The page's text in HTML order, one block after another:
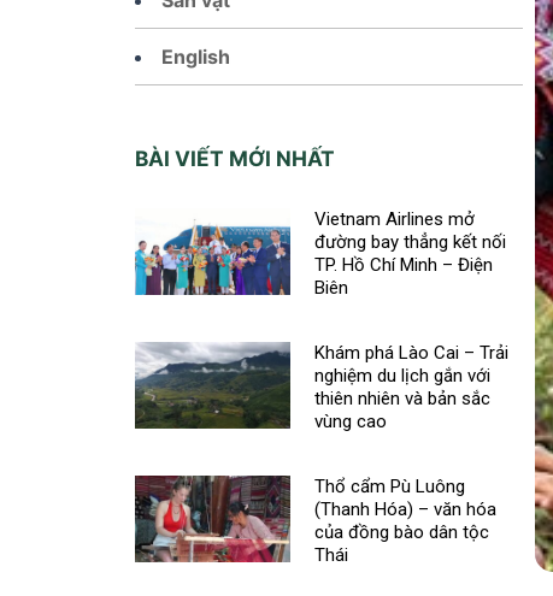
English
BÀI VIẾT MỚI NHẤT
Vietnam Airlines mở
đường bay thẳng kết nối
TP. Hồ Chí Minh – Điện
Biên
Khám phá Lào Cai – Trải
nghiệm du lịch gắn với
thiên nhiên và bản sắc
vùng cao
Thổ cẩm Pù Luông
(Thanh Hóa) – văn hóa
của đồng bào dân tộc
Thái